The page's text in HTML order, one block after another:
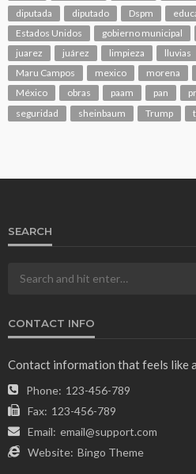
diputada
diputado Dspm
Estados Unidos
gobierno municipal
juarez
juárez limpieza lluvias
Maru Campos
mexico morena
México
obras paam pan
seguridad
sheinbaum Trump
SEARCH
CONTACT INFO
Contact information that feels like
Phone: 123-456-789
Fax: 123-456-789
Email: email@support.com
Website: Bingo Theme